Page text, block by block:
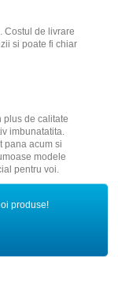
Costul de livrare
si poate fi chiar
de calitate
imbunatatita.
pana acum si
modele
pentru voi.
produse!